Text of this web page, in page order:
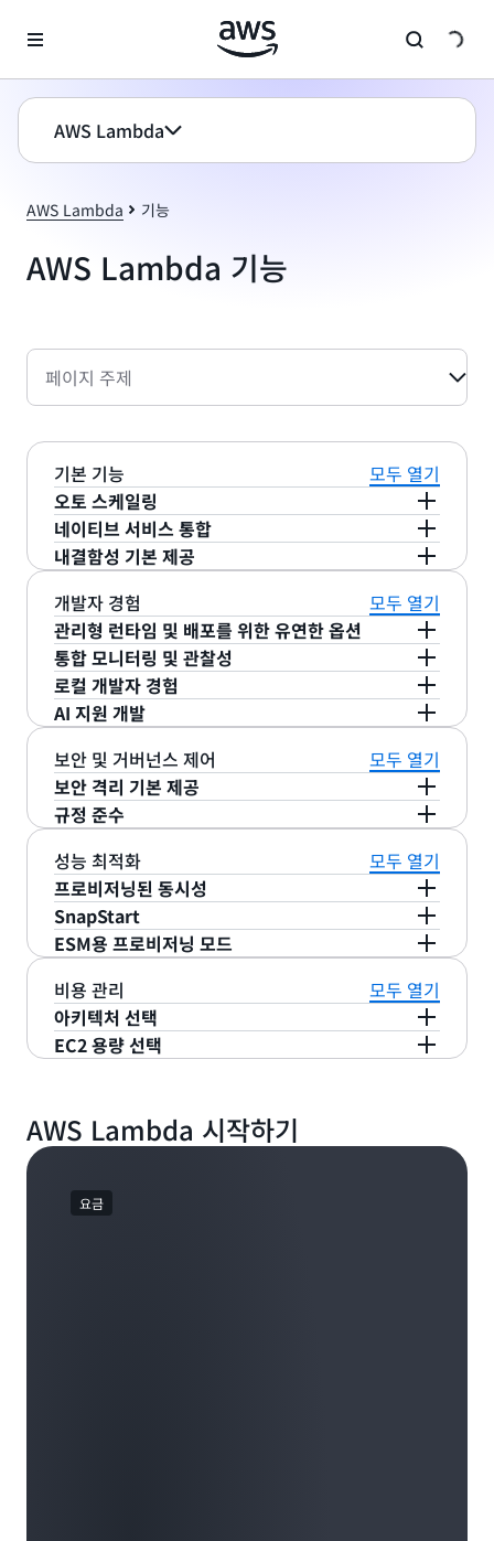
AWS Lambda
AWS Lambda 기능
AWS Lambda 기능
페이지 주제
기본 기능
모두 열기
오토 스케일링
AWS Lambda는 수신 요청 속도에 맞춰 자동으로 규
모가 조정되고 유휴 기간에는 0으로 스케일 다운되므
로 수동 구성이 필요 없습니다. 각 Lambda 함수는
계정의 동시성 한도에 도달할 때까지10초마다 점진
적으로 최대 1,000개의 동시 실행까지 스케일 업할
수 있습니다.
네이티브 서비스 통합
AWS Lambda는 220여 개의 AWS 서비스와 50여
개의 SaaS 애플리케이션과 기본적으로 통합되어 사
용자 지정 코드를 작성할 필요 없이 더 쉽고 빠르게
애플리케이션을 구성하고 혁신할 수 있습니다.
내결함성 기본 제공
AWS Lambda는 가용성 높은 AWS 인프라에서 실행
되며, AWS는 여러 가용 영역과 리전에 걸쳐 내결함
성을 관리합니다. 기본 제공되는 오류 처리, 자동 재
시도 및 장애 복구 기능을 제공하는AWS Lambda의
내구성 함수를 통해 애플리케이션 복원력을 더욱 강
화하고 진행 상황을 보존할 수 있습니다.
개발자 경험
모두 열기
관리형 런타임 및 배포를 위한 유연한 옵션
AWS Lambda는 Java, Go, PowerShell, Node.js,
C#, Python 및 Ruby 코드와 사용자 지정런타임을
기본적으로 지원하므로, 새로운 도구나 프레임워크를
학습하지 않고도 선호하는 런타임이나 모든 프로그래
밍 언어를 사용할 수 있습니다. 코드를 ZIP 파일이나
컨테이너 이미지로 패키징하고 AWS Console, 코드
형 인프라(IaC), CI/CD 파이프라인 등의 여러 방법을
통해 배포할 수 있습니다.
통합 모니터링 및 관찰성
AWS Lambda는 포괄적인 보안, 관찰성 및 규정 준
수 서비스와 통합되어 보안 위협에 대한 경고나 자동
해결을 가능하게 합니다. AWS Lambda는 로그, 지
표 및 추적을 자동으로 캡처하여Amazon
CloudWatch,AWS X-Ray등의 AWS 모니터링 및
관찰성 서비스에 전송함으로써내장형 모니터링 기능
을 제공합니다. AWS Lambda는
Application
Signals를 통해 서버리스 애플리케이션의 처리량, 가
용성, 지연 시간, 장애 및 오류를 추적할 수 있는 즉시
사용 가능한 애플리케이션 성능 모니터링(APM) 도구
를 제공합니다. 또한 AWS Lambda는Lambda 확
장을 통해
와 원활한 통합을 지원
하므로 서버리스 애플리케이션을 모니터링하고 문제
를 해결하기 위해 선호하는 도구를 쉽게 사용할 수 있
로컬 개발자 경험
AWS Lambda는 로컬 개발 경험 개선을 위한 포괄적
인 도구와 기능을 제공합니다. ‘
Visual Studio Code
에서 열기’ 기능을 사용하여 콘솔에서 로컬 환경으로
코드를 원활하게 가져올 수 있습니다. VS Code와 같
은 인기 IDE용 전용툴킷을 사용하여 IDE에서 직접
Lambda 함수를 작성, 빌드, 디버그, 테스트 및 배포
할 수 있습니다. AWS Lambda는 클라우드 함수의
원격 디버깅 과 로컬 테스트도 지원하므로 로컬 환경
에서 변화하는 비즈니스 요구 사항에 맞춰 애플리케
이션을 빠르게 반복할 수 있습니다.
AI 지원 개발
AWS Lambda는 AI 지원 도구 및 기능을 통해 코드
작성량을 줄이고 애플리케이션을 더 빠르게 구축할
수 있도록 지원합니다.Model Context
Protocol(MCP) Server for AWS Lambda는 생성
형 AI 모델이 Lambda 함수를 도구로 액세스하고 실
행할 수 있도록 하여, 코드 변경 없이도 프라이빗 리
소스 및 AWS 서비스와의 안전한 상호 작용을 가능하
게 합니다.Amazon Q CLI
는 AI 지원 배포 및 개발
Kiro 와 같은 도구는 AI 기능으로 Lambda 개발 워크
플로를 더욱 강화합니다.
보안 및 거버넌스 제어
모두 열기
보안 격리 기본 제공
AWS Lambda는 AWS Nitro System에서
Firecracker
Machine(MicroVM)을 사용하여 함수를 실행하며,
함수, 고객 또는 AWS 계정 간에 공유되지 않는 전용
컴퓨팅 리소스를 제공합니다. 테넌트 격리 모드가 활
성화되면 Lambda는 함수를 간접적으로 호출하는
개별 테넌트 또는 최종 사용자에 대한 요청 처리를 격
리합니다. 이를 통해 개별 테넌트 수준에서 실행 환경
격리가 필요한 다중 테넌트 애플리케이션을 쉽게 구
동하며, 네트워크 수신은 Lambda가 소유한 서비스
와 계정으로 엄격하게 제한됩니다. 이 포괄적인 내장
안 취약점과 무단 액세스를 최소화합니다. 자세한 내
규정 준수
AWS Lambda는 정기적인 제3자 감사를 수행하며
SOC,HIPAA, PCI및
를 포함한 다양한 규정 준수
프로그램에 따라 인증을 받았습니다. Lambda 인증
및 규정 준수 준비에 대한 최신 정보는 전체범위 내
서비스를 참조하세요.
성능 최적화
모두 열기
프로비저닝된 동시성
AWS Lambda는프로비저닝된 동시성을 제공하여
Lambda 함수를 초기화되고 즉시 실행 가능한 상태
로 유지함으로써, 최소한의 콜드 스타트 지연 시간으
로 일관된 시작 성능을 보장합니다.
SnapStart
AWS LambdaSnapStart는 Java의 경우 최대 10
배, Python 및 .NET의 경우 몇 초에서 1초 미만의 빠
른 시작 성능을 제공하며, 함수 코드를 최소한으로 변
경하거나 전혀 변경하지 않아도 됩니다.
ESM용 프로비저닝 모드
Lambda 이벤트 소스 매핑(ESM)의
프로비저닝 모드
를 사용하면 이벤트 소스 커넥터의 처리량을 구성하
여Amazon MSK와 자체 관리형 Kafka를 포함한
Apache Kafka 이벤트 소스의 성능을 최적화할 수
비용 관리
모두 열기
아키텍처 선택
AWS Lambda는 x86 프로세서와 Arm 기반 프로세
최적화할 수 있는 유연성을 제공합니다. 코드를 변경
하지 않고도 아키텍처를 쉽게 전환할 수 있으므로 특
선택할 수 있습니다.
EC2 용량 선택
간소성을 광범위한 EC2 컴퓨팅 인스턴스에서 함수를
실행하도록 확장하여 특수 워크로드를 해제하고 비용
런타임 패치에서부터 내장형 라우팅, 로드 밸런싱, 선
택한 확장 파라미터 기반의 오토 스케일링에 이르기
AWS Lambda 시작하기
요금